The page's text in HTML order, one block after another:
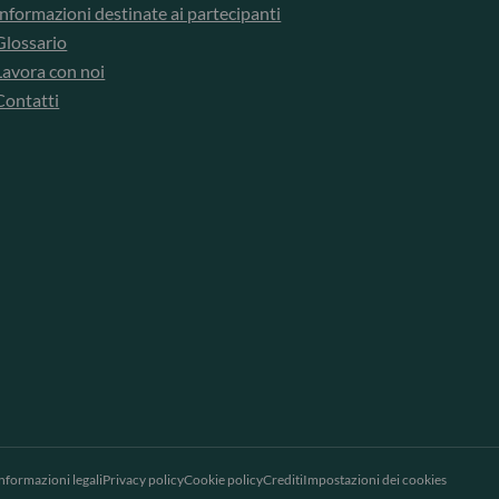
destinate ai partecipanti
con noi
legaliPrivacy policyCookie policyCreditiImpostazioni dei cookies